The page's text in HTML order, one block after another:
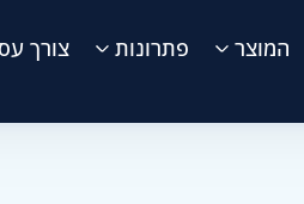
המוצר פתרונות צורך